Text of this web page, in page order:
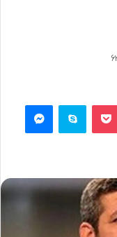
پاکت اسکایپ مسنجر